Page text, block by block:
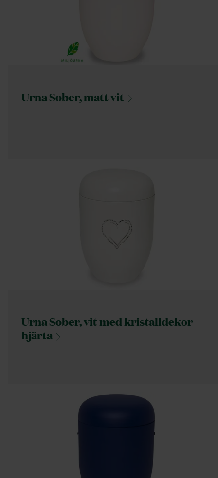
Urna Sober, mattvit
Urna Sober, vit med kristalldekor
hjärta